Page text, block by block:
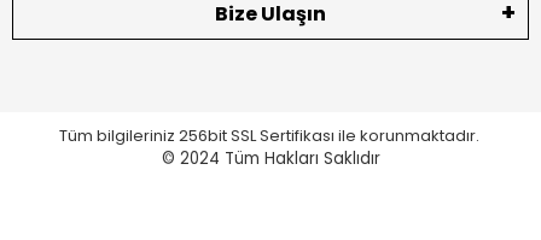
Bize Ulaşın
Tüm bilgileriniz 256bit SSL Sertifikası ile korunmaktadır.
© 2024 Tüm Hakları Saklıdır